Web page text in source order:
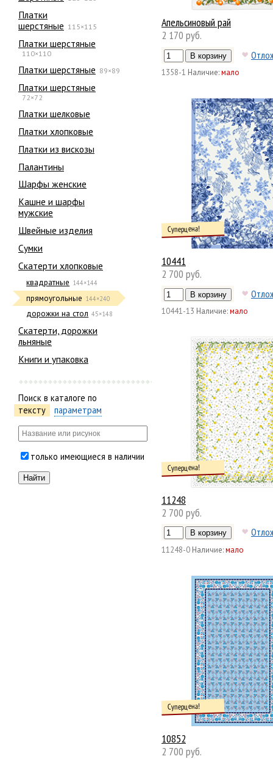
Платки
шерстяные 115×115
Платки шерстяные
110×110
Платки шерстяные 89×89
Платки шерстяные
72×72
Платки шелковые
Платки хлопковые
Платки из вискозы
Палантины
Шарфы женские
Кашне и шарфы
мужские
Швейные изделия
Сумки
Скатерти хлопковые
квадратные 144×144
прямоугольные 144×240
дорожки на стол 45×148
Скатерти, дорожки
льняные
Книги и упаковка
Поиск в каталоге по
тексту
параметрам
только имеющиеся в наличии
Апельсиновый рай
2 170 руб.
1358-1 Наличие:мало
10441
Суперцена!
2 700 руб.
10441-13 Наличие:мало
11248
Суперцена!
2 700 руб.
11248-0 Наличие:мало
10852
Суперцена!
2 700 руб.